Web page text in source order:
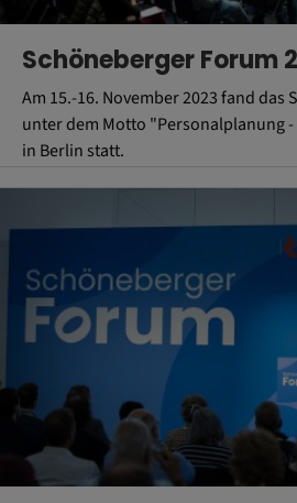
Schöneberger Forum
Am 15.-16. November 2023 fand das
unter dem Motto "Personalplanung
in Berlin statt.